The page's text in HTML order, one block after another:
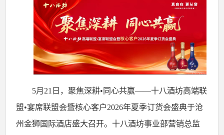
5月 21 日，聚焦深耕•同心共赢——十八酒坊高端联
盟•宴席联盟会暨核心客户2026年夏季订货会盛典于沧
州金狮国际酒店盛大召开。十八酒坊事业部营销总监